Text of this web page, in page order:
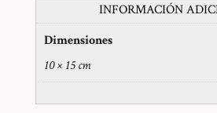
INFORMACIÓN
Dimensiones
10 × 15 cm